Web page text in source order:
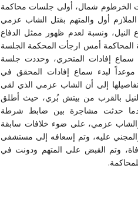
الخرطوم شمال، أولى جلسات محاكمة
أول والمتهم بقتل الشاب عزمي
النيل، ونسبة لعدم ظهور ممثل الدفاع
أمس ارجأت المحكمة الجلسة
سماع إفادات المتحري، وحددت جلسة
موعداً لبدء سماع إفادات المحقق في
إلى أن الشاب عزمي الذي لقى
بالقرب من بيتش بُري، حيث أطلق
حدثت مشاجرة بين ضابط شرطة
عزمي، على ضوء خلافات سابقة
عليه، وتم إسعافه إلى مستشفى
وتم القبض على المتهم ودونت في